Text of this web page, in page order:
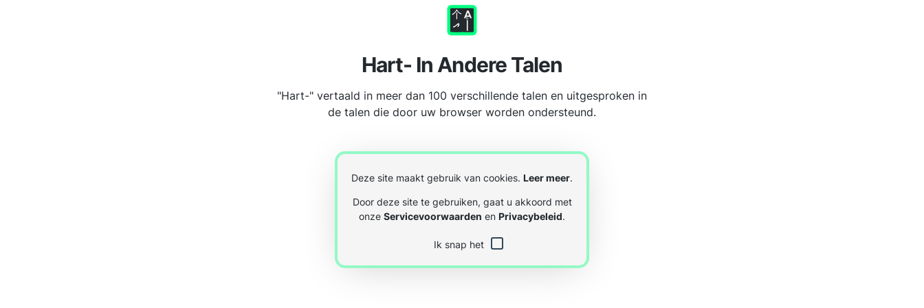
Hart- In Andere Talen
"Hart-" vertaald in meer dan 100 verschillende talen en uitgesproken in
de talen die door uw browser worden ondersteund.
Deze site maakt gebruik van cookies. Leer meer.
Door deze site te gebruiken, gaat u akkoord met
onze Servicevoorwaarden en Privacybeleid.
Ik snap het